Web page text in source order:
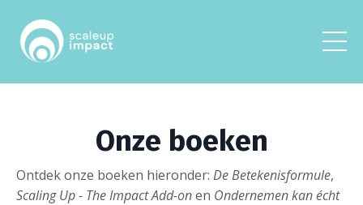
Onze boeken
Ontdek onze boeken hieronder: De Betekenisformule,
Scaling Up - The Impact Add-onen Ondernemen kan écht